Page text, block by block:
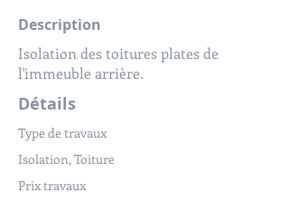
Description
Isolation des toitures plates de
l'immeuble arrière.
Détails
Type de travaux
Isolation, Toiture
Prix travaux